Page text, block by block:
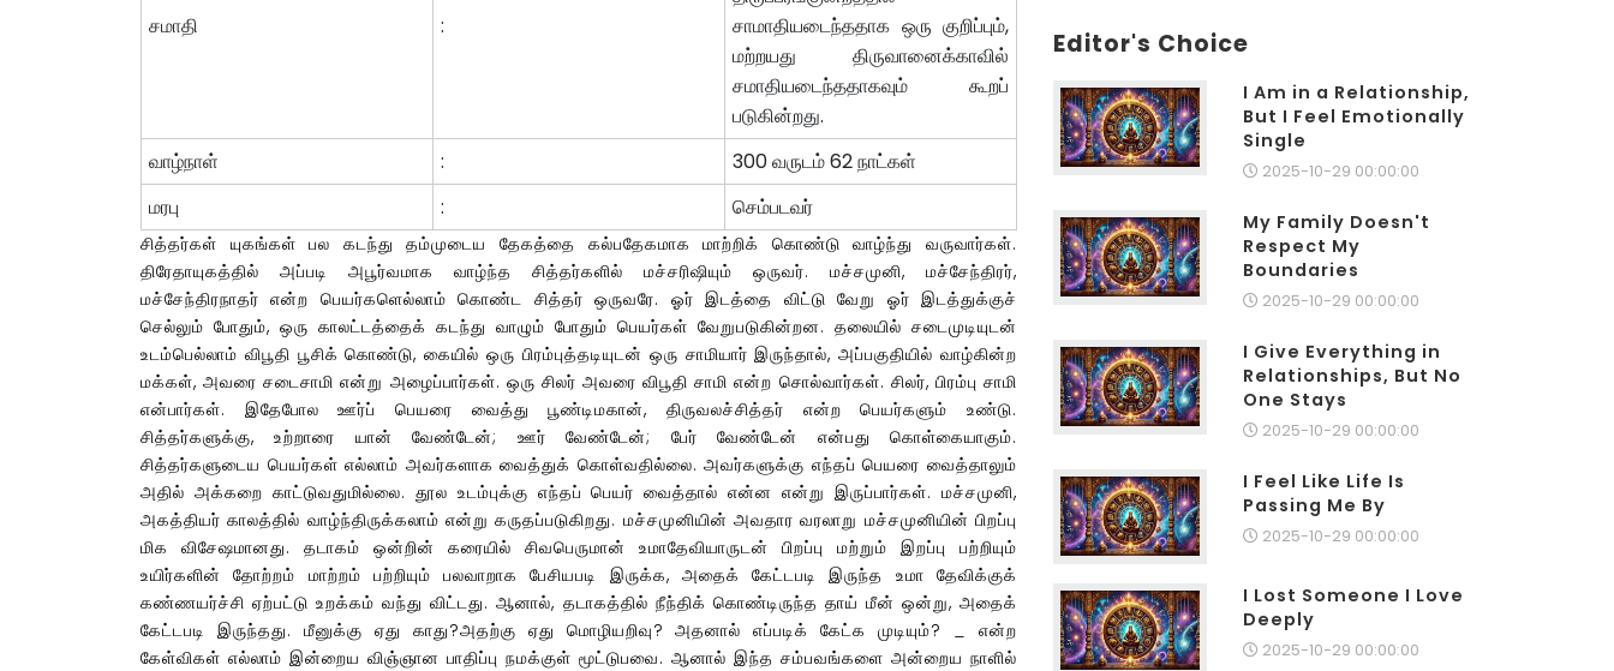
சமாதி :
சாமாதியடைந்ததாக ஒரு குறிப்பும்,
மற்றயது திருவானைக்காவில்
சமாதியடைந்ததாகவும் கூறப்
படுகின்றது.
வாழ்நாள்
:
300 வருடம் 62 நாட்கள்
மரபு
: செம்படவர்
சித்தர்கள் யுகங்கள் பல கடந்து தம்முடைய தேகத்தை கல்பதேகமாக மாற்றிக் கொண்டு வாழ்ந்து வருவார்கள்.
திரேதாயுகத்தில் அப்படி அபூர்வமாக வாழ்ந்த சித்தர்களில் மச்சரிஷியும் ஒருவர். மச்சமுனி, மச்சேந்திரர்,
மச்சேந்திரநாதர் என்ற பெயர்களெல்லாம் கொண்ட சித்தர் ஒருவரே. ஓர் இடத்தை விட்டு வேறு ஓர் இடத்துக்குச்
செல்லும் போதும், ஒரு காலட்டத்தைக் கடந்து வாழும் போதும் பெயர்கள் வேறுபடுகின்றன. தலையில் சடைமுடியுடன்
உடம்பெல்லாம் விபூதி பூசிக் கொண்டு, கையில் ஒரு பிரம்புத்தடியுடன் ஒரு சாமியார் இருந்தால், அப்பகுதியில் வாழ்கின்ற
மக்கள், அவரை சடைசாமி என்று அழைப்பார்கள். ஒரு சிலர் அவரை விபூதி சாமி என்ற சொல்வார்கள். சிலர், பிரம்பு சாமி
என்பார்கள். இதேபோல ஊர்ப் பெயரை வைத்து பூண்டிமகான், திருவலச்சித்தர் என்ற பெயர்களும் உண்டு.
சித்தர்களுக்கு, உற்றாரை யான் வேண்டேன்; ஊர் வேண்டேன்; பேர் வேண்டேன் என்பது கொள்கையாகும்.
சித்தர்களுடைய பெயர்கள் எல்லாம் அவர்களாக வைத்துக் கொள்வதில்லை. அவர்களுக்கு எந்தப் பெயரை வைத்தாலும்
அதில் அக்கறை காட்டுவதுமில்லை. தூல உடம்புக்கு எந்தப் பெயர் வைத்தால் என்ன என்று இருப்பார்கள். மச்சமுனி,
அகத்தியர் காலத்தில் வாழ்ந்திருக்கலாம் என்று கருதப்படுகிறது. மச்சமுனியின் அவதார வரலாறு மச்சமுனியின் பிறப்பு
மிக விசேஷமானது. தடாகம் ஒன்றின் கரையில் சிவபெருமான் உமாதேவியாருடன் பிறப்பு மற்றும் இறப்பு பற்றியும்
உயிர்களின் தோற்றம் மாற்றம் பற்றியும் பலவாறாக பேசியபடி இருக்க, அதைக் கேட்டபடி இருந்த உமா தேவிக்குக்
கண்ணயர்ச்சி ஏற்பட்டு உறக்கம் வந்து விட்டது. ஆனால், தடாகத்தில் நீந்திக் கொண்டிருந்த தாய் மீன் ஒன்று, அதைக்
கேட்டபடி இருந்தது. மீனுக்கு ஏது காது?அதற்கு ஏது மொழியறிவு? அதனால் எப்படிக் கேட்க முடியும்? _ என்ற
கேள்விகள் எல்லாம் இன்றைய விஞ்ஞான பாதிப்பு நமக்குள் மூட்டுபவை. ஆனால் இந்த சம்பவங்களை அன்றைய நாளில்
Editor's Choice
I Am in a Relationship,
But I Feel Emotionally
Single
2025-10-29 00:00:00
My Family Doesn't
Respect My
Boundaries
2025-10-29 00:00:00
I Give Everything in
Relationships, But No
One Stays
2025-10-29 00:00:00
I Feel Like Life Is
Passing Me By
2025-10-29 00:00:00
I Lost Someone I Love
Deeply
2025-10-29 00:00:00